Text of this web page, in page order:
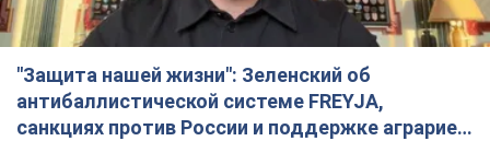
"Защита нашей жизни": Зеленский об
антибаллистической системе FREYJA,
санкциях против России и поддержке аграриев.